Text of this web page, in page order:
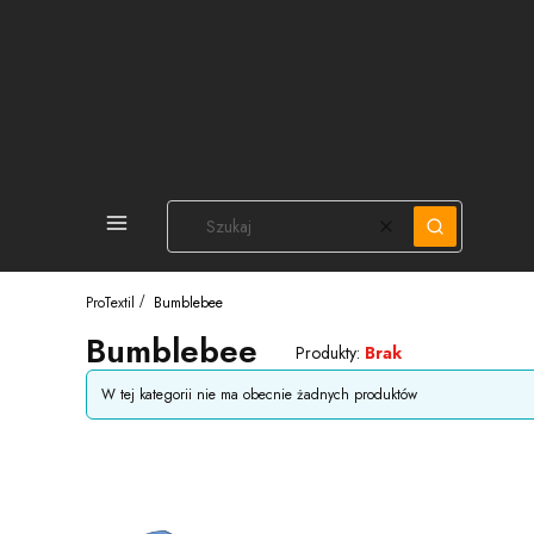
PEŁNA OFERTA
WyczyśćSzukaj
ProTextil Bumblebee
Bumblebee Produkty: Brak
Lista produktów
W tej kategorii nie ma obecnie żadnych produktów